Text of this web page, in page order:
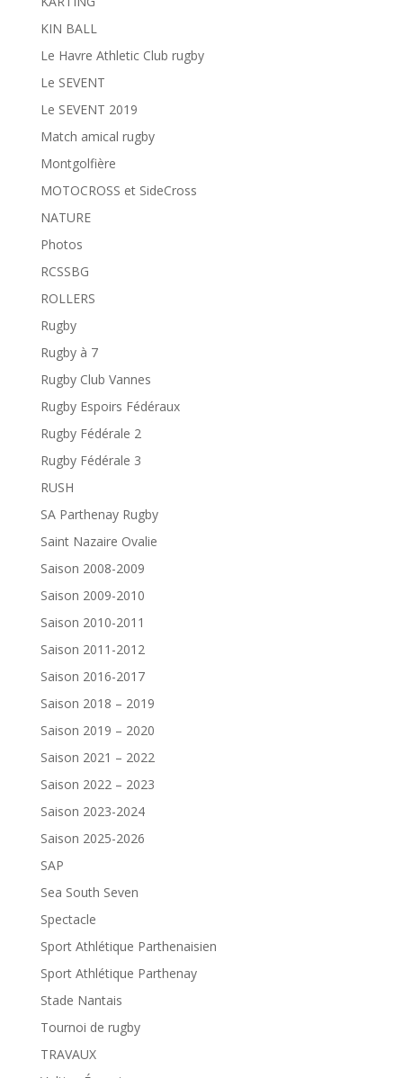
KIN BALL
Le Havre Athletic Club rugby
Le SEVENT
Le SEVENT 2019
Match amical rugby
Montgolfière
MOTOCROSS et SideCross
NATURE
Photos
RCSSBG
ROLLERS
Rugby
Rugby à 7
Rugby Club Vannes
Rugby Espoirs Fédéraux
Rugby Fédérale 2
Rugby Fédérale 3
RUSH
SA Parthenay Rugby
Saint Nazaire Ovalie
Saison 2008-2009
Saison 2009-2010
Saison 2010-2011
Saison 2011-2012
Saison 2016-2017
Saison 2018 – 2019
Saison 2019 – 2020
Saison 2021 – 2022
Saison 2022 – 2023
Saison 2023-2024
Saison 2025-2026
SAP
Sea South Seven
Spectacle
Sport Athlétique Parthenaisien
Sport Athlétique Parthenay
Stade Nantais
Tournoi de rugby
TRAVAUX